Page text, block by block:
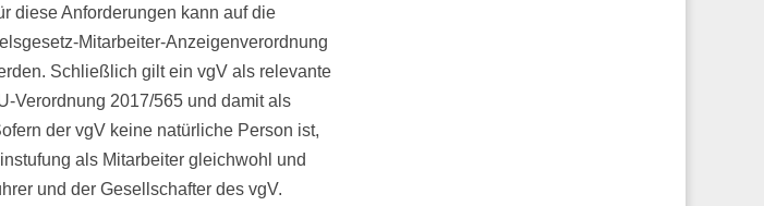
diese Anforderungen kann auf die
Mitarbeiter-Anzeigenverordnung
Schließlich gilt ein vgV als relevante
Verordnung 2017/565 und damit als
der vgV keine natürliche Person ist,
als Mitarbeiter gleichwohl und
und der Gesellschafter des vgV.